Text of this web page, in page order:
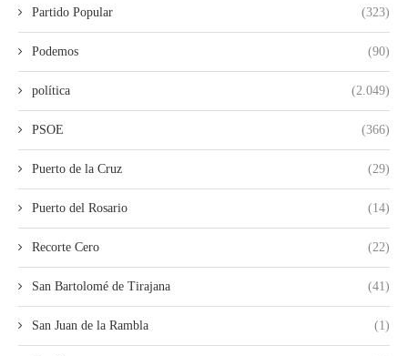
Partido Popular (323)
Podemos (90)
política (2.049)
PSOE (366)
Puerto de la Cruz (29)
Puerto del Rosario (14)
Recorte Cero (22)
San Bartolomé de Tirajana (41)
San Juan de la Rambla (1)